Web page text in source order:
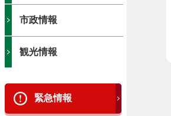
市政情報
観光情報
緊急情報